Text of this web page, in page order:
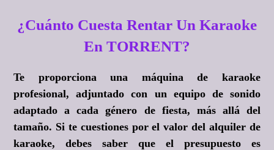
¿Cuánto Cuesta Rentar Un Karaoke
En TORRENT?
Te proporciona una máquina de karaoke
profesional, adjuntado con un equipo de sonido
adaptado a cada género de fiesta, más allá del
tamaño. Si te cuestiones por el valor del alquiler de
karaoke, debes saber que el presupuesto es